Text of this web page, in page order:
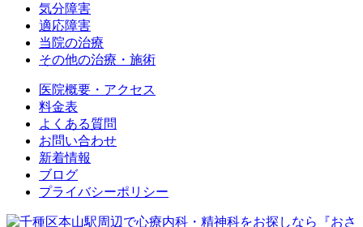
気分障害
適応障害
当院の治療
その他の治療・施術
医院概要・アクセス
料金表
よくある質問
お問い合わせ
新着情報
ブログ
プライバシーポリシー